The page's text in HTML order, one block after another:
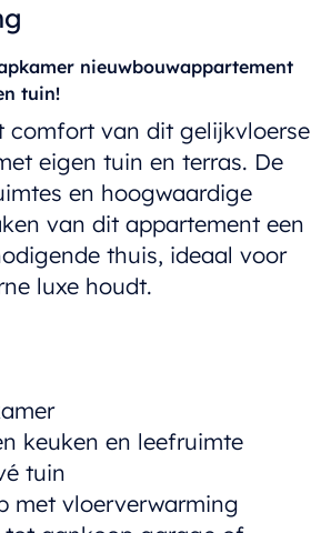
nieuwbouwappartement
tuin!
comfort van dit gelijkvloerse
eigen tuin en terras. De
en hoogwaardige
van dit appartement een
thuis, ideaal voor
luxe houdt.
keuken en leefruimte
tuin
met vloerverwarming